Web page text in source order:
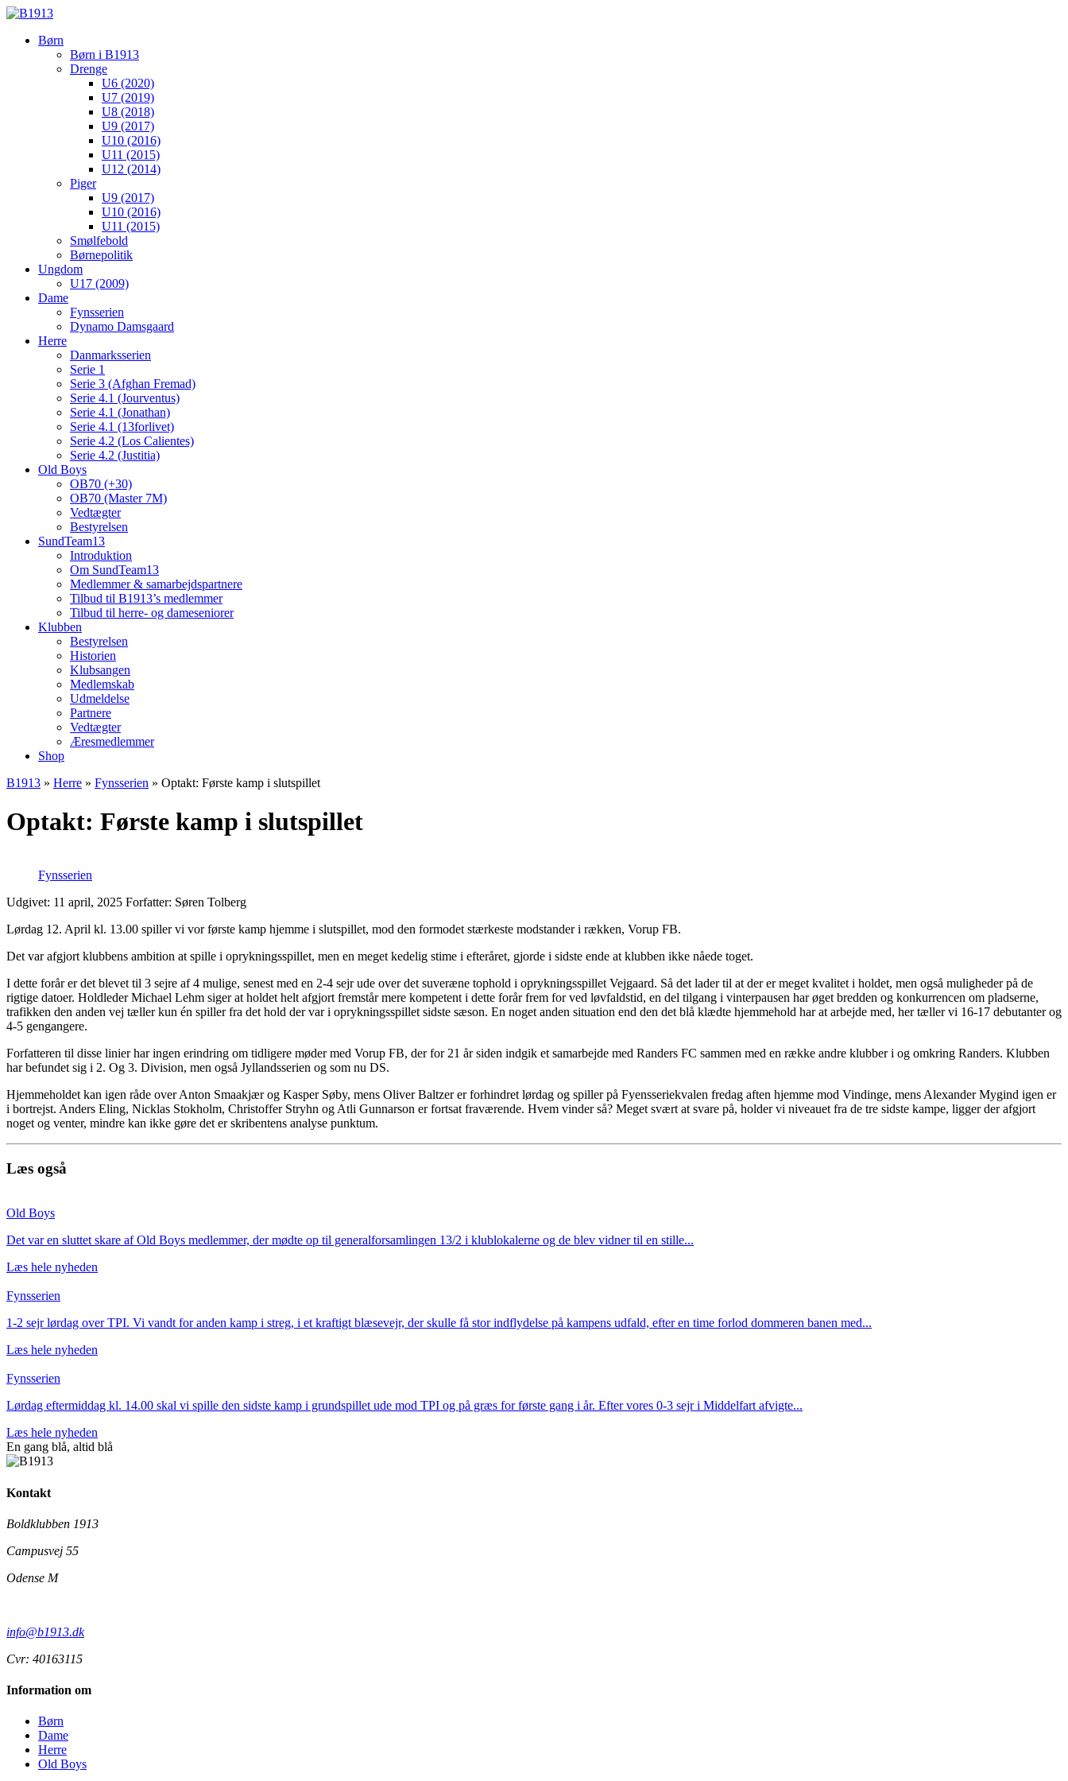
Børn
Børn i B1913
Drenge
U6 (2020)
U7 (2019)
U8 (2018)
U9 (2017)
U10 (2016)
U11 (2015)
U12 (2014)
Piger
U9 (2017)
U10 (2016)
U11 (2015)
Smølfebold
Børnepolitik
Ungdom
U17 (2009)
Dame
Fynsserien
Dynamo Damsgaard
Herre
Danmarksserien
Serie 1
Serie 3 (Afghan Fremad)
Serie 4.1 (Jourventus)
Serie 4.1 (Jonathan)
Serie 4.1 (13forlivet)
Serie 4.2 (Los Calientes)
Serie 4.2 (Justitia)
Old Boys
OB70 (+30)
OB70 (Master 7M)
Vedtægter
Bestyrelsen
SundTeam13
Introduktion
Om SundTeam13
Medlemmer & samarbejdspartnere
Tilbud til B1913’s medlemmer
Tilbud til herre- og dameseniorer
Klubben
Bestyrelsen
Historien
Klubsangen
Medlemskab
Udmeldelse
Partnere
Vedtægter
Æresmedlemmer
Shop
B1913 » Herre » Fynsserien » Optakt: Første kamp i slutspillet
Optakt: Første kamp i slutspillet
Fynsserien
Udgivet: 11 april, 2025 Forfatter: Søren Tolberg
Lørdag 12. April kl. 13.00 spiller vi vor første kamp hjemme i slutspillet, mod den formodet stærkeste modstander i rækken, Vorup FB.
Det var afgjort klubbens ambition at spille i oprykningsspillet, men en meget kedelig stime i efteråret, gjorde i sidste ende at klubben ikke nåede toget.
I dette forår er det blevet til 3 sejre af 4 mulige, senest med en 2-4 sejr ude over det suveræne tophold i oprykningsspillet Vejgaard. Så det lader til at der er meget kvalitet i holdet, men også muligheder på de
rigtige datoer. Holdleder Michael Lehm siger at holdet helt afgjort fremstår mere kompetent i dette forår frem for ved løvfaldstid, en del tilgang i vinterpausen har øget bredden og konkurrencen om pladserne,
trafikken den anden vej tæller kun én spiller fra det hold der var i oprykningsspillet sidste sæson. En noget anden situation end den det blå klædte hjemmehold har at arbejde med, her tæller vi 16-17 debutanter og
4-5 gengangere.
Forfatteren til disse linier har ingen erindring om tidligere møder med Vorup FB, der for 21 år siden indgik et samarbejde med Randers FC sammen med en række andre klubber i og omkring Randers. Klubben
har befundet sig i 2. Og 3. Division, men også Jyllandsserien og som nu DS.
Hjemmeholdet kan igen råde over Anton Smaakjær og Kasper Søby, mens Oliver Baltzer er forhindret lørdag og spiller på Fyensseriekvalen fredag aften hjemme mod Vindinge, mens Alexander Mygind igen er
i bortrejst. Anders Eling, Nicklas Stokholm, Christoffer Stryhn og Atli Gunnarson er fortsat fraværende. Hvem vinder så? Meget svært at svare på, holder vi niveauet fra de tre sidste kampe, ligger der afgjort
noget og venter, mindre kan ikke gøre det er skribentens analyse punktum.
Læs også
Old Boys
Det var en sluttet skare af Old Boys medlemmer, der mødte op til generalforsamlingen 13/2 i klublokalerne og de blev vidner til en stille...
Læs hele nyheden
Fynsserien
1-2 sejr lørdag over TPI. Vi vandt for anden kamp i streg, i et kraftigt blæsevejr, der skulle få stor indflydelse på kampens udfald, efter en time forlod dommeren banen med...
Læs hele nyheden
Fynsserien
Lørdag eftermiddag kl. 14.00 skal vi spille den sidste kamp i grundspillet ude mod TPI og på græs for første gang i år. Efter vores 0-3 sejr i Middelfart afvigte...
Læs hele nyheden
En gang blå, altid blå
Kontakt
Boldklubben 1913
Campusvej 55
Odense M
info@b1913.dk
Cvr: 40163115
Information om
Børn
Dame
Herre
Old Boys